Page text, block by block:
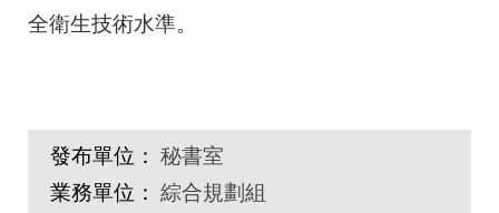
全衛生技術水準。
發布單位： 秘書室
業務單位： 綜合規劃組